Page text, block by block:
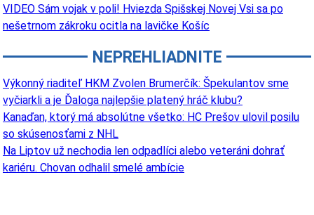
VIDEO Sám vojak v poli! Hviezda Spišskej Novej Vsi sa po
nešetrnom zákroku ocitla na lavičke Košíc
NEPREHLIADNITE
Výkonný riaditeľ HKM Zvolen Brumerčík: Špekulantov sme
vyčiarkli a je Ďaloga najlepšie platený hráč klubu?
Kanaďan, ktorý má absolútne všetko: HC Prešov ulovil posilu
so skúsenosťami z NHL
Na Liptov už nechodia len odpadlíci alebo veteráni dohrať
kariéru. Chovan odhalil smelé ambície